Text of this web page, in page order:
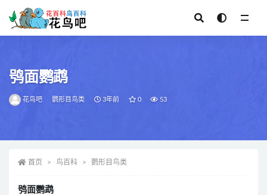
鸮面鹦鹉
花鸟吧 鹦形目鸟类 3年前 0 53
首页 鸟百科 鹦形目鸟类
鸮面鹦鹉